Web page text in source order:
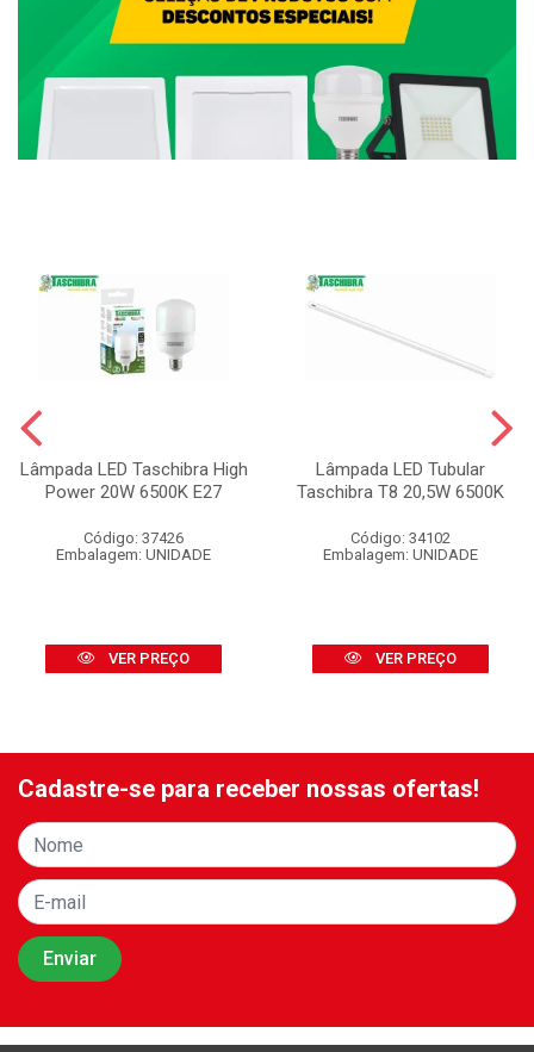
Lâmpada LED Taschibra High
Power 20W 6500K E27
Código: 37426
Embalagem: UNIDADE
VER PREÇO
Lâmpada LED Tubular
Taschibra T8 20,5W 6500K
Código: 34102
Embalagem: UNIDADE
VER PREÇO
Cadastre-se para receber nossas ofertas!